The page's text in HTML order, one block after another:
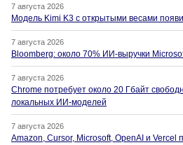
7 августа 2026
Модель Kimi K3 с открытыми весами
7 августа 2026
Bloomberg: около 70% ИИ-выручки
7 августа 2026
Chrome потребует около 20 Гбайт
локальных ИИ-моделей
7 августа 2026
Amazon, Cursor, Microsoft, OpenAI и Vercel